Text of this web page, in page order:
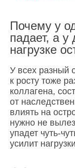
Почему у
падает, а у
нагрузке
У всех разный
к росту тоже
коллагена,
от
влиять на
нужно не
упадет чуть-
усилит